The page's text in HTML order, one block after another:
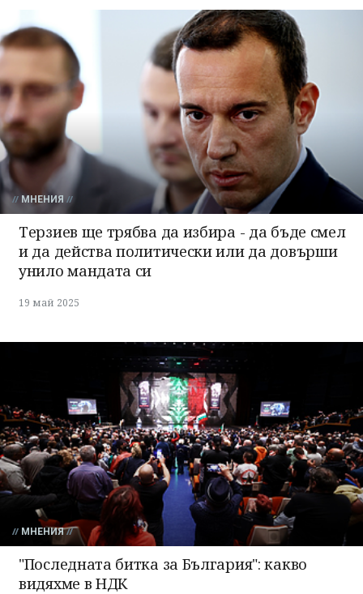
МНЕНИЯ
Терзиев ще трябва да избира - да бъде смел
и да действа политически или да довърши
унило мандата си
19 май 2025
МНЕНИЯ
"Последната битка за България": какво
видяхме в НДК